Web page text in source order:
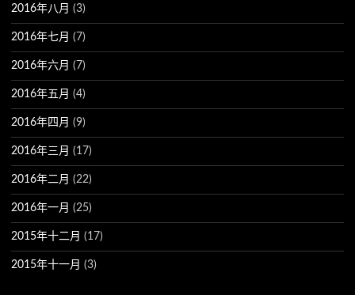
2016年八月 (3)
2016年七月 (7)
2016年六月 (7)
2016年五月 (4)
2016年四月 (9)
2016年三月 (17)
2016年二月 (22)
2016年一月 (25)
2015年十二月 (17)
2015年十一月 (3)